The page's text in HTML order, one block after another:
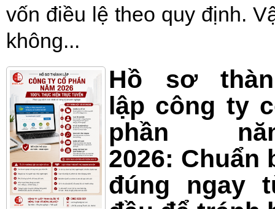
vốn điều lệ theo quy định.
không...
Hồ sơ
lập công ty
phần
2026: Chuẩn
đúng ngay